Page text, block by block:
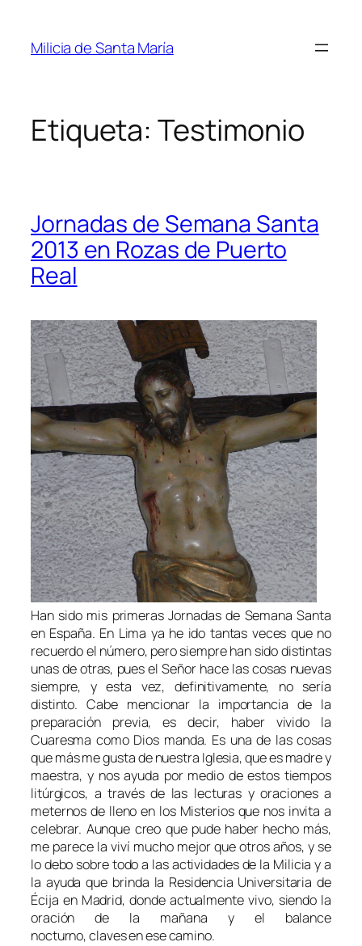
contenido
Milicia de Santa María
Etiqueta: Testimonio
Jornadas de Semana Santa
2013 en Rozas de Puerto
Real
Han sido mis primeras Jornadas de Semana Santa
en España. En Lima ya he ido tantas veces que no
recuerdo el número, pero siempre han sido distintas
unas de otras, pues el Señor hace las cosas nuevas
siempre, y esta vez, definitivamente, no sería
distinto. Cabe mencionar la importancia de la
preparación previa, es decir, haber vivido la
Cuaresma como Dios manda. Es una de las cosas
que más me gusta de nuestra Iglesia, que es madre y
maestra, y nos ayuda por medio de estos tiempos
litúrgicos, a través de las lecturas y oraciones a
meternos de lleno en los Misterios que nos invita a
celebrar. Aunque creo que pude haber hecho más,
me parece la viví mucho mejor que otros años, y se
lo debo sobre todo a las actividades de la Milicia y a
la ayuda que brinda la Residencia Universitaria de
Écija en Madrid, donde actualmente vivo, siendo la
oración de la mañana y el balance
nocturno, claves en ese camino.